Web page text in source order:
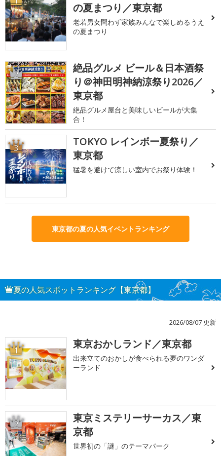
の夏まつり／東京都
老若男女問わず家族みんなで楽しめるうえ
の夏まつり
2
絶品グルメ ビール＆日本酒祭
り＠神田明神納涼祭り2026／
東京都
絶品グルメ屋台と美味しいビールが大集
合！
3
TOKYO レインボー夏祭り／
東京都
猛暑を避けて涼しい室内でお祭り体験！
東京都の夏の人気イベントランキング
夏の人気スポットランキング【東京都】
2026/08/07 更新
1 東京おかしランド／東京都
出来立てのおかしが食べられる夢のワンダ
ーランド
2
東京ミステリーサーカス／東
京都
世界初の「謎」のテーマパーク